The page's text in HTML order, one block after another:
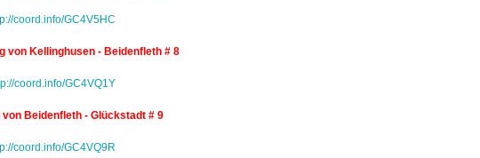
coord.info/GC4V5HC
von Kellinghusen - Beidenfleth # 8
coord.info/GC4VQ1Y
von Beidenfleth - Glückstadt # 9
coord.info/GC4VQ9R